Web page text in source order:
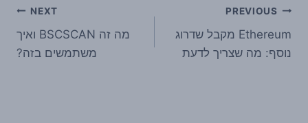
ניווט
PREVIOUS
Ethereum מקבל שדרוג
נוסף: מה שצריך לדעת
NEXT
מה זה BSCSCAN ואיך
משתמשים בזה?